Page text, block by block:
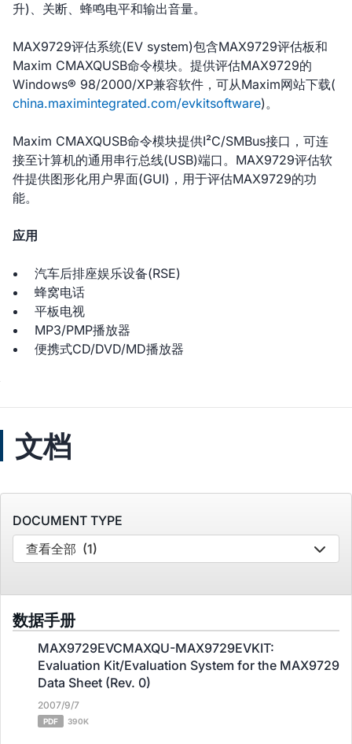
升)、关断、蜂鸣电平和输出音量。
MAX9729评估系统(EV system)包含MAX9729评估板和
Maxim CMAXQUSB命令模块。提供评估MAX9729的
Windows® 98/2000/XP兼容软件，可从Maxim网站下载(
china.maximintegrated.com/evkitsoftware)。
Maxim CMAXQUSB命令模块提供I²C/SMBus接口，可连
接至计算机的通用串行总线(USB)端口。MAX9729评估软
件提供图形化用户界面(GUI)，用于评估MAX9729的功
能。
应用
汽车后排座娱乐设备(RSE)
蜂窝电话
平板电视
MP3/PMP播放器
便携式CD/DVD/MD播放器
文档
DOCUMENT TYPE
查看全部 (1)
数据手册
MAX9729EVCMAXQU-MAX9729EVKIT:
Evaluation Kit/Evaluation System for the MAX9729
Data Sheet (Rev. 0)
2007/9/7
PDF 390K